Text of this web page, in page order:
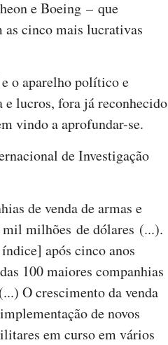
e Boeing – que
cinco mais lucrativas
o aparelho político e
lucros, fora já reconhecido
vindo a aprofundar-se.
de Investigação
de venda de armas e
milhões de dólares (...).
após cinco anos
100 maiores companhias
O crescimento da venda
de novos
em curso em vários